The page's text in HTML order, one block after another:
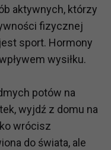
aktywnych, którzy
fizycznej
sport. Hormony
wysiłku.
potów na
wyjdź z domu na
wrócisz
do świata, ale